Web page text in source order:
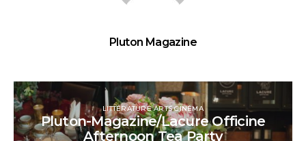
Pluton Magazine
LITTÉRATURE ARTS CINÉMA
Pluton-Magazine/Lacure Officine
Afternoon Tea Party